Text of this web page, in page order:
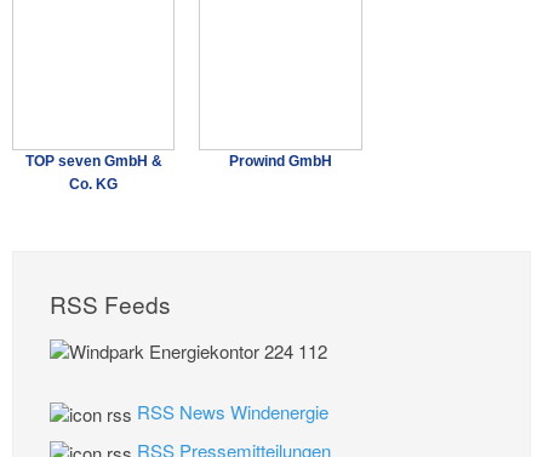
TOP seven GmbH &
Co. KG
Prowind GmbH
RSS Feeds
RSS News Windenergie
RSS Pressemitteilungen